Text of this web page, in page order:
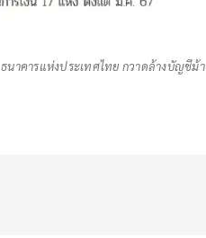
ธนาคารแห่งประเทศไทย กวาดล้างบัญชีม้า